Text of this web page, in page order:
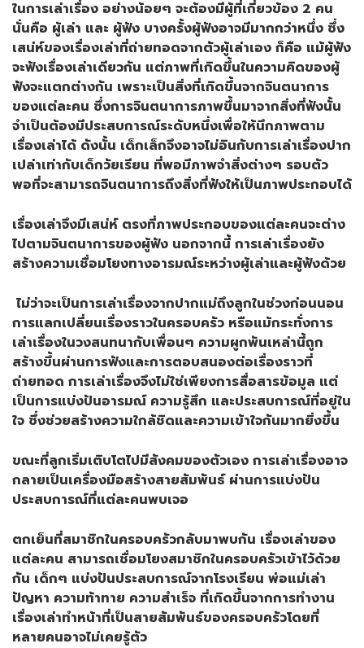
ในการเล่าเรื่อง อย่างน้อยๆ จะต้องมีผู้ที่เกี่ยวข้อง 2 คน
นั่นคือ ผู้เล่า และ ผู้ฟัง บางครั้งผู้ฟังอาจมีมากกว่าหนึ่ง ซึ่ง
เสน่ห์ของเรื่องเล่าที่ถ่ายทอดจากตัวผู้เล่าเอง ก็คือ แม้ผู้ฟัง
จะฟังเรื่องเล่าเดียวกัน แต่ภาพที่เกิดขึ้นในความคิดของผู้
ฟังจะแตกต่างกัน เพราะเป็นสิ่งที่เกิดขึ้นจากจินตนาการ
ของแต่ละคน ซึ่งการจินตนาการภาพขึ้นมาจากสิ่งที่ฟังนั้น
จำเป็นต้องมีประสบการณ์ระดับหนึ่งเพื่อให้นึกภาพตาม
เรื่องเล่าได้ ดังนั้น เด็กเล็กจึงอาจไม่อินกับการเล่าเรื่องปาก
เปล่าเท่ากับเด็กวัยเรียน ที่พอมีภาพจำสิ่งต่างๆ รอบตัว
พอที่จะสามารถจินตนาการถึงสิ่งที่ฟังให้เป็นภาพประกอบได้
เรื่องเล่าจึงมีเสน่ห์ ตรงที่ภาพประกอบของแต่ละคนจะต่าง
ไปตามจินตนาการของผู้ฟัง นอกจากนี้ การเล่าเรื่องยัง
สร้างความเชื่อมโยงทางอารมณ์ระหว่างผู้เล่าและผู้ฟังด้วย
ไม่ว่าจะเป็นการเล่าเรื่องจากปากแม่ถึงลูกในช่วงก่อนนอน
การแลกเปลี่ยนเรื่องราวในครอบครัว หรือแม้กระทั่งการ
เล่าเรื่องในวงสนทนากับเพื่อนๆ ความผูกพันเหล่านี้ถูก
สร้างขึ้นผ่านการฟังและการตอบสนองต่อเรื่องราวที่
ถ่ายทอด การเล่าเรื่องจึงไม่ใช่เพียงการสื่อสารข้อมูล แต่
เป็นการแบ่งปันอารมณ์ ความรู้สึก และประสบการณ์ที่อยู่ใน
ใจ ซึ่งช่วยสร้างความใกล้ชิดและความเข้าใจกันมากยิ่งขึ้น
ขณะที่ลูกเริ่มเติบโตไปมีสังคมของตัวเอง การเล่าเรื่องอาจ
กลายเป็นเครื่องมือสร้างสายสัมพันธ์ ผ่านการแบ่งปัน
ประสบการณ์ที่แต่ละคนพบเจอ
ตกเย็นที่สมาชิกในครอบครัวกลับมาพบกัน เรื่องเล่าของ
แต่ละคน สามารถเชื่อมโยงสมาชิกในครอบครัวเข้าไว้ด้วย
กัน เด็กๆ แบ่งปันประสบการณ์จากโรงเรียน พ่อแม่เล่า
ปัญหา ความท้าทาย ความสำเร็จ ที่เกิดขึ้นจากการทำงาน
เรื่องเล่าทำหน้าที่เป็นสายสัมพันธ์ของครอบครัวโดยที่
หลายคนอาจไม่เคยรู้ตัว